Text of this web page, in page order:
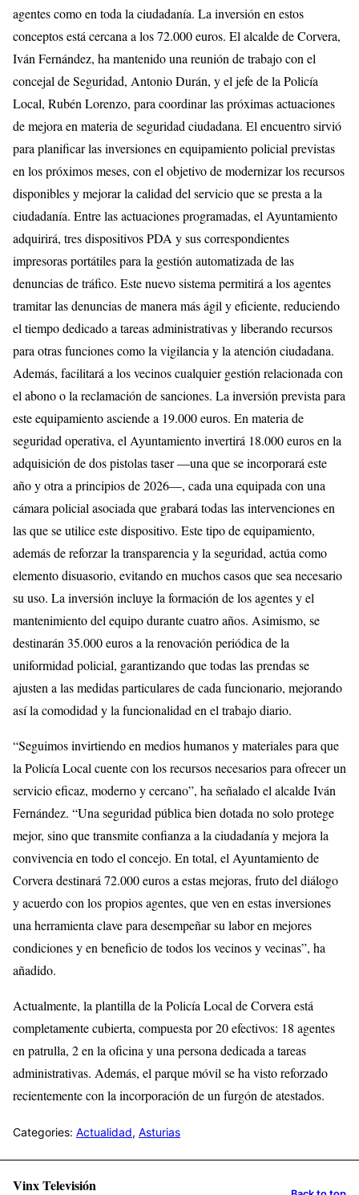
agentes como en toda la ciudadanía. La inversión en estos
conceptos está cercana a los 72.000 euros. El alcalde de Corvera,
Iván Fernández, ha mantenido una reunión de trabajo con el
concejal de Seguridad, Antonio Durán, y el jefe de la Policía
Local, Rubén Lorenzo, para coordinar las próximas actuaciones
de mejora en materia de seguridad ciudadana. El encuentro sirvió
para planificar las inversiones en equipamiento policial previstas
en los próximos meses, con el objetivo de modernizar los recursos
disponibles y mejorar la calidad del servicio que se presta a la
ciudadanía. Entre las actuaciones programadas, el Ayuntamiento
adquirirá, tres dispositivos PDA y sus correspondientes
impresoras portátiles para la gestión automatizada de las
denuncias de tráfico. Este nuevo sistema permitirá a los agentes
tramitar las denuncias de manera más ágil y eficiente, reduciendo
el tiempo dedicado a tareas administrativas y liberando recursos
para otras funciones como la vigilancia y la atención ciudadana.
Además, facilitará a los vecinos cualquier gestión relacionada con
el abono o la reclamación de sanciones. La inversión prevista para
este equipamiento asciende a 19.000 euros. En materia de
seguridad operativa, el Ayuntamiento invertirá 18.000 euros en la
adquisición de dos pistolas taser —una que se incorporará este
año y otra a principios de 2026—, cada una equipada con una
cámara policial asociada que grabará todas las intervenciones en
las que se utilice este dispositivo. Este tipo de equipamiento,
además de reforzar la transparencia y la seguridad, actúa como
elemento disuasorio, evitando en muchos casos que sea necesario
su uso. La inversión incluye la formación de los agentes y el
mantenimiento del equipo durante cuatro años. Asimismo, se
destinarán 35.000 euros a la renovación periódica de la
uniformidad policial, garantizando que todas las prendas se
ajusten a las medidas particulares de cada funcionario, mejorando
así la comodidad y la funcionalidad en el trabajo diario.
“Seguimos invirtiendo en medios humanos y materiales para que
la Policía Local cuente con los recursos necesarios para ofrecer un
servicio eficaz, moderno y cercano”, ha señalado el alcalde Iván
Fernández. “Una seguridad pública bien dotada no solo protege
mejor, sino que transmite confianza a la ciudadanía y mejora la
convivencia en todo el concejo. En total, el Ayuntamiento de
Corvera destinará 72.000 euros a estas mejoras, fruto del diálogo
y acuerdo con los propios agentes, que ven en estas inversiones
una herramienta clave para desempeñar su labor en mejores
condiciones y en beneficio de todos los vecinos y vecinas”, ha
añadido.
Actualmente, la plantilla de la Policía Local de Corvera está
completamente cubierta, compuesta por 20 efectivos: 18 agentes
en patrulla, 2 en la oficina y una persona dedicada a tareas
administrativas. Además, el parque móvil se ha visto reforzado
recientemente con la incorporación de un furgón de atestados.
Categories: Actualidad, Asturias
Vinx Televisión